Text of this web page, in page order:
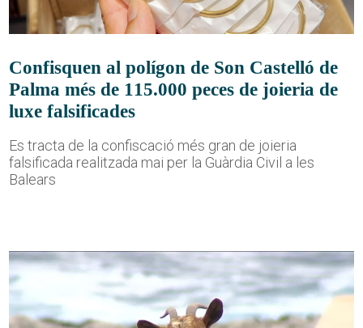
Confisquen al polígon de Son Castelló de
Palma més de 115.000 peces de joieria de
luxe falsificades
Es tracta de la confiscació més gran de joieria
falsificada realitzada mai per la Guàrdia Civil a les
Balears